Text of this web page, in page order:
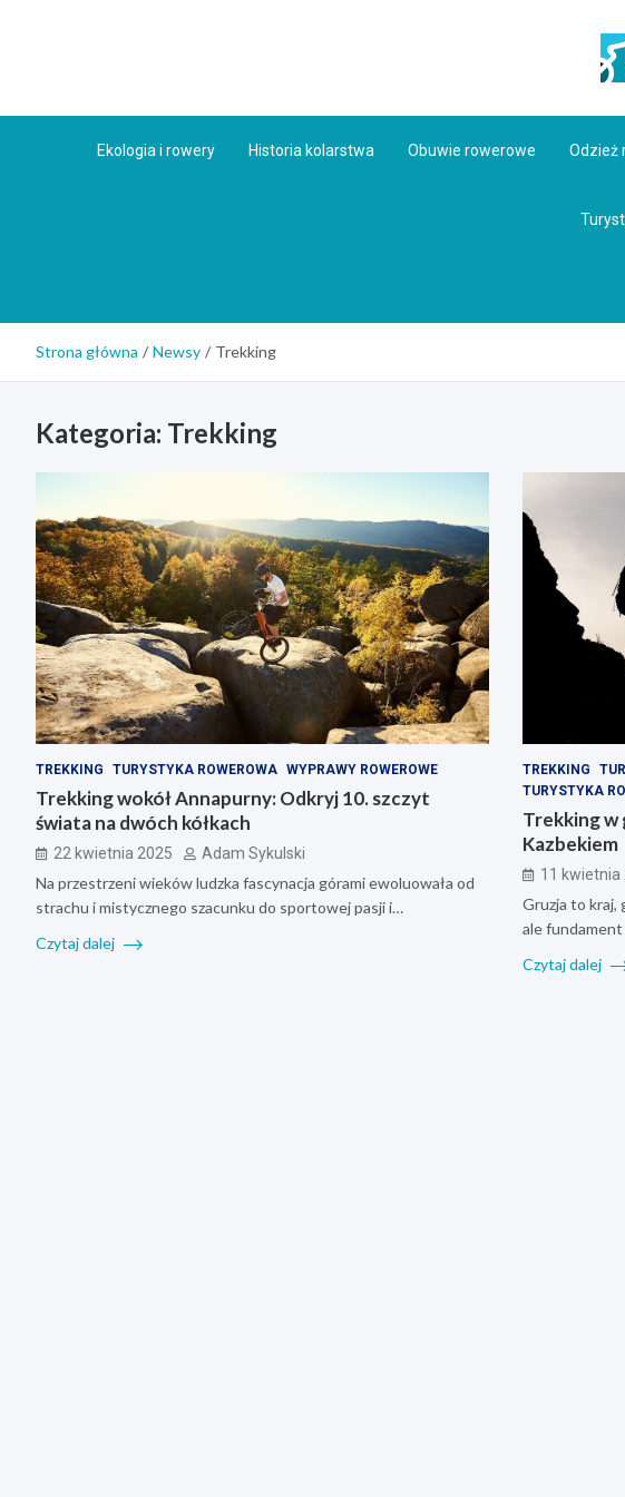
Ekologia i rowery Historia kolarstwa Obuwie rowerowe Odzież
Strona główna Newsy Trekking
Kategoria: Trekking
TREKKING TURYSTYKA ROWEROWA WYPRAWY ROWEROWE
Trekking wokół Annapurny: Odkryj 10. szczyt
świata na dwóch kółkach
22 kwietnia 2025 Adam Sykulski
Na przestrzeni wieków ludzka fascynacja górami ewoluowała od
strachu i mistycznego szacunku do sportowej pasji i…
Czytaj dalej
TREKKING
TURYSTYKA
Trekking w
Kazbekiem
11 kwietnia
Gruzja to kraj,
ale
Czytaj dalej